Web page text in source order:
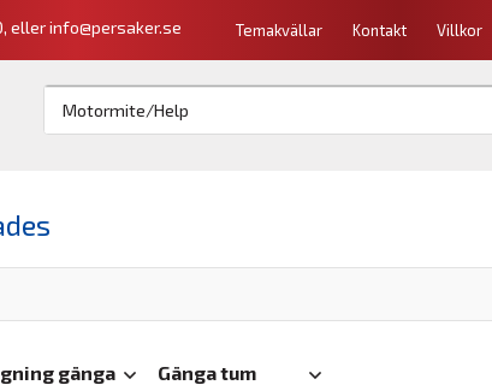
ellerinfo@persaker.se Temakvällar Kontakt Villkor
gänga Gänga tum